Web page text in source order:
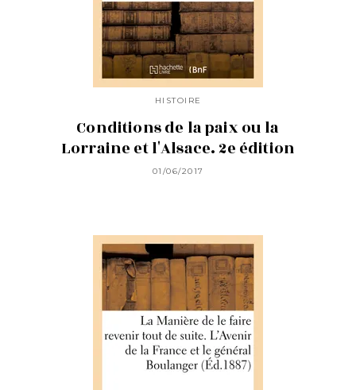
HISTOIRE
Conditions de la paix ou la
Lorraine et l'Alsace. 2e édition
01/06/2017